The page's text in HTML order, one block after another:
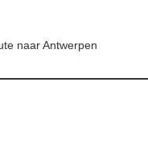
naar Antwerpen